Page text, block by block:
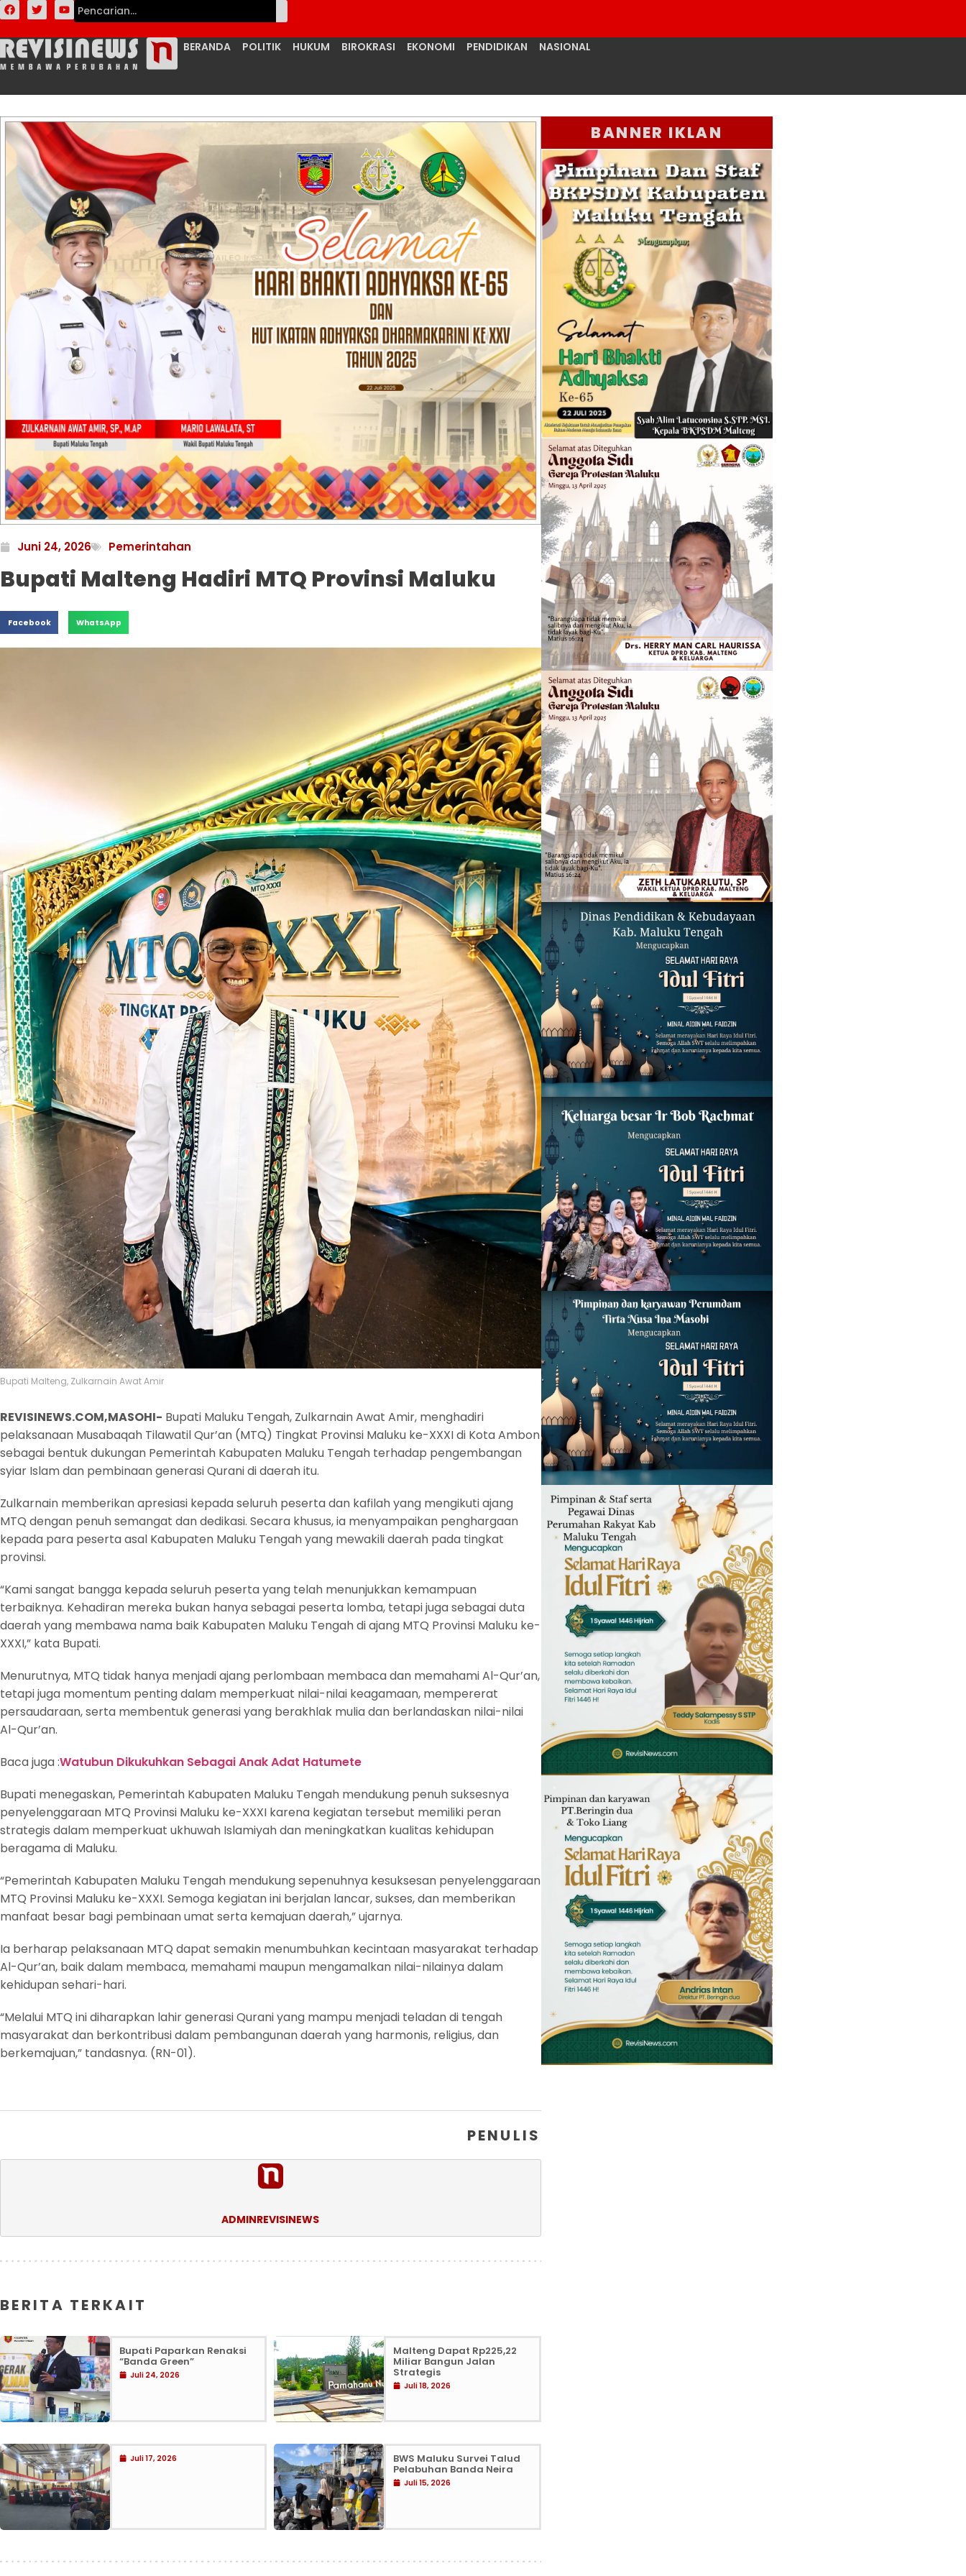
BERANDA POLITIK HUKUM BIROKRASI EKONOMI PENDIDIKAN NASIONAL
Juni 24, 2026 Pemerintahan
Bupati Malteng Hadiri MTQ Provinsi Maluku
Facebook WhatsApp
Bupati Malteng, Zulkarnain Awat Amir
REVISINEWS.COM,MASOHI- Bupati Maluku Tengah, Zulkarnain Awat Amir, menghadiri
pelaksanaan Musabaqah Tilawatil Qur’an (MTQ) Tingkat Provinsi Maluku ke-XXXI di Kota Ambon
sebagai bentuk dukungan Pemerintah Kabupaten Maluku Tengah terhadap pengembangan
syiar Islam dan pembinaan generasi Qurani di daerah itu.
Zulkarnain memberikan apresiasi kepada seluruh peserta dan kafilah yang mengikuti ajang
MTQ dengan penuh semangat dan dedikasi. Secara khusus, ia menyampaikan penghargaan
kepada para peserta asal Kabupaten Maluku Tengah yang mewakili daerah pada tingkat
provinsi.
“Kami sangat bangga kepada seluruh peserta yang telah menunjukkan kemampuan
terbaiknya. Kehadiran mereka bukan hanya sebagai peserta lomba, tetapi juga sebagai duta
daerah yang membawa nama baik Kabupaten Maluku Tengah di ajang MTQ Provinsi Maluku ke-
XXXI,” kata Bupati.
Menurutnya, MTQ tidak hanya menjadi ajang perlombaan membaca dan memahami Al-Qur’an,
tetapi juga momentum penting dalam memperkuat nilai-nilai keagamaan, mempererat
persaudaraan, serta membentuk generasi yang berakhlak mulia dan berlandaskan nilai-nilai
Al-Qur’an.
Baca juga :Watubun Dikukuhkan Sebagai Anak Adat Hatumete
Bupati menegaskan, Pemerintah Kabupaten Maluku Tengah mendukung penuh suksesnya
penyelenggaraan MTQ Provinsi Maluku ke-XXXI karena kegiatan tersebut memiliki peran
strategis dalam memperkuat ukhuwah Islamiyah dan meningkatkan kualitas kehidupan
beragama di Maluku.
“Pemerintah Kabupaten Maluku Tengah mendukung sepenuhnya kesuksesan penyelenggaraan
MTQ Provinsi Maluku ke-XXXI. Semoga kegiatan ini berjalan lancar, sukses, dan memberikan
manfaat besar bagi pembinaan umat serta kemajuan daerah,” ujarnya.
Ia berharap pelaksanaan MTQ dapat semakin menumbuhkan kecintaan masyarakat terhadap
Al-Qur’an, baik dalam membaca, memahami maupun mengamalkan nilai-nilainya dalam
kehidupan sehari-hari.
“Melalui MTQ ini diharapkan lahir generasi Qurani yang mampu menjadi teladan di tengah
masyarakat dan berkontribusi dalam pembangunan daerah yang harmonis, religius, dan
berkemajuan,” tandasnya. (RN-01).
PENULIS
ADMINREVISINEWS
BERITA TERKAIT
Bupati Paparkan Renaksi
“Banda Green”
Juli 24, 2026
Malteng Dapat Rp225,22
Miliar Bangun Jalan
Strategis
Juli 18, 2026
Juli 17, 2026 BWS Maluku Survei Talud
Pelabuhan Banda Neira
Juli 15, 2026
BANNER IKLAN